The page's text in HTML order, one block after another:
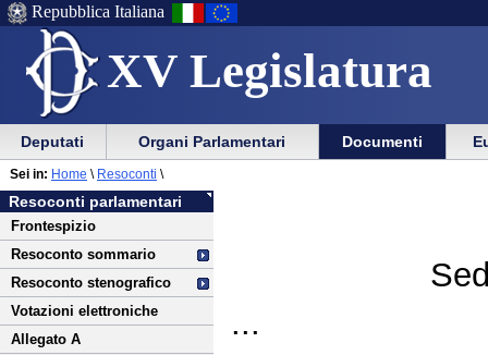
XV Legislatura
Menu
di
ausilio
alla
navigazione
Vai
Menu
di
navigazione
principale
Repubblica Italiana
Menu
di
navigazione
principale
Vai
menu
di
sezione
Deputati Organi Parlamentari Documenti
Vai
al
contenuto
Resoconti parlamentari
Frontespizio
Resoconto sommario
Resoconto stenografico
Votazioni elettroniche
Allegato A
Sei in: Home \ Resoconti \
...